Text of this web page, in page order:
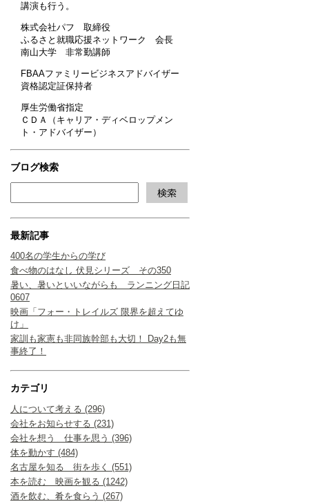
講演も行う。
株式会社パフ 取締役
ふるさと就職応援ネットワーク 会長
南山大学 非常勤講師
FBAAファミリービジネスアドバイザー
資格認定証保持者
厚生労働省指定
ＣＤＡ（キャリア・ディベロップメン
ト・アドバイザー）
ブログ検索
最新記事
400名の学生からの学び
食べ物のはなし 伏見シリーズ その350
暑い、暑いといいながらも ランニング日記
0607
映画「フォー・トレイルズ 限界を超えてゆ
け」
家訓も家憲も非同族幹部も大切！ Day2も無
事終了！
カテゴリ
人について考える (296)
会社をお知らせする (231)
会社を想う 仕事を思う (396)
体を動かす (484)
名古屋を知る 街を歩く (551)
本を読む 映画を観る (1242)
酒を飲む、肴を食らう (267)